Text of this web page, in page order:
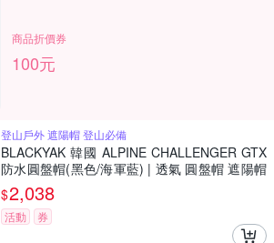
商品折價券
100元
登山戶外 遮陽帽 登山必備
BLACKYAK 韓國 ALPINE CHALLENGER GTX
防水圓盤帽(黑色/海軍藍) | 透氣 圓盤帽 遮陽帽
登山必備 休閒帽 登山帽|BYBB1NAH03
$2,038
活動 券